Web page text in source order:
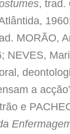
, trad.
MORÃO,
NEVES,
a
e